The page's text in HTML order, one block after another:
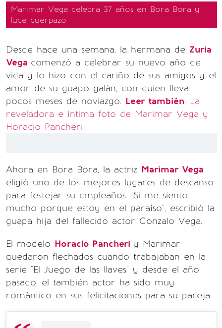
Marimar Vega celebra 37 años en Bora Bora y
luce cuerpazo
Desde hace una semana, la hermana de Zuria
Vega comenzó a celebrar su nuevo año de
vida y lo hizo con el cariño de sus amigos y el
amor de su guapo galán, con quien lleva
pocos meses de noviazgo. Leer también: La
reveladora e íntima foto de Marimar Vega y
Horacio Pancheri
Ahora en Bora Bora, la actriz Marimar Vega
eligió uno de los mejores lugares de descanso
para festejar su cmpleaños. "Si me siento
mucho porque estoy en el paraíso", escribió la
guapa hija del fallecido actor Gonzalo Vega.
El modelo Horacio Pancheri y Marimar
quedaron flechados cuando trabajaban en la
serie "El Juego de las llaves" y desde el año
pasado, el también actor ha sido muy
romántico en sus felicitaciones para su pareja.